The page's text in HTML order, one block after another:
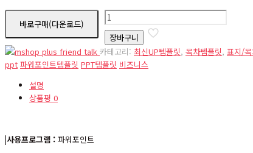
바로구매(다운로드)
contents2
수
량장바구니
카테고리: 최신UP템플릿, 목차템플릿, 표지/
ppt 파워포인트템플릿 PPT템플릿 비즈니스
설명
상품평 0
|사용프로그램 : 파워포인트